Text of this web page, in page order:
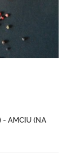
- AMCIU (NA